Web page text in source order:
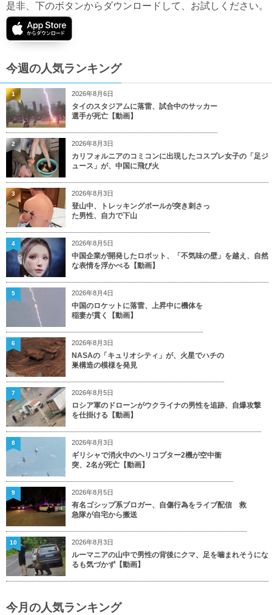
是非、下のボタンからダウンロードして、お試しください。
今週の人気ランキング
2026年8月6日
タイのスタジアムに落雷、試合中のサッカー
選手が死亡【動画】
1
2026年8月3日
カリフォルニアのコミコンに出現したコスプレ女子の「足ジ
ュース」が、中国に飛び火
2
2026年8月3日
登山中、トレッキングポールが突き刺さっ
た男性、自力で下山
3
2026年8月5日
中国企業が開発したロボット、「不気味の壁」を越え、自然
な表情を浮かべる【動画】
4
2026年8月4日
中国のロケットに落雷、上昇中に機体を
稲妻が貫く【動画】
5
2026年8月3日
NASAの「キュリオシティ」が、火星でハチの
巣構造の模様を発見
6
2026年8月5日
ロシア軍のドローンがウクライナの男性を追跡、自爆攻撃
を仕掛ける【動画】
7
2026年8月3日
ギリシャで消火中のヘリコプター2機が空中衝
突、2名が死亡【動画】
8
2026年8月5日
有名ゴシップ系ブロガー、自傷行為をライブ配信 救
急隊が自宅から搬送
9
2026年8月3日
ルーマニアの山中で男性の背後にクマ、足を噛まれそうにな
るも気づかず【動画】
10
今月の人気ランキング